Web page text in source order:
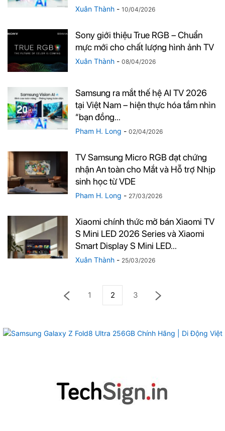
Xuân Thành - 10/04/2026
Sony giới thiệu True RGB – Chuẩn
mực mới cho chất lượng hình ảnh TV
Xuân Thành - 08/04/2026
Samsung ra mắt thế hệ AI TV 2026
tại Việt Nam – hiện thực hóa tầm nhìn
“bạn đồng...
Pham H. Long - 02/04/2026
TV Samsung Micro RGB đạt chứng
nhận An toàn cho Mắt và Hỗ trợ Nhịp
sinh học từ VDE
Pham H. Long - 27/03/2026
Xiaomi chính thức mở bán Xiaomi TV
S Mini LED 2026 Series và Xiaomi
Smart Display S Mini LED...
Xuân Thành - 25/03/2026
1 2 3